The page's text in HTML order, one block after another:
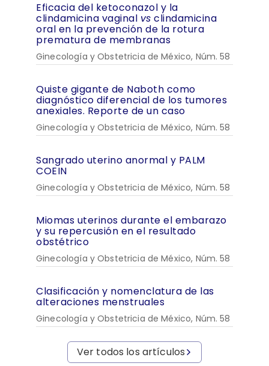
Eficacia del ketoconazol y la
clindamicina vaginal vs clindamicina
oral en la prevención de la rotura
prematura de membranas
Ginecología y Obstetricia de México, Núm. 58
Quiste gigante de Naboth como
diagnóstico diferencial de los tumores
anexiales. Reporte de un caso
Ginecología y Obstetricia de México, Núm. 58
Sangrado uterino anormal y PALM
COEIN
Ginecología y Obstetricia de México, Núm. 58
Miomas uterinos durante el embarazo
y su repercusión en el resultado
obstétrico
Ginecología y Obstetricia de México, Núm. 58
Clasificación y nomenclatura de las
alteraciones menstruales
Ginecología y Obstetricia de México, Núm. 58
Ver todos los artículos